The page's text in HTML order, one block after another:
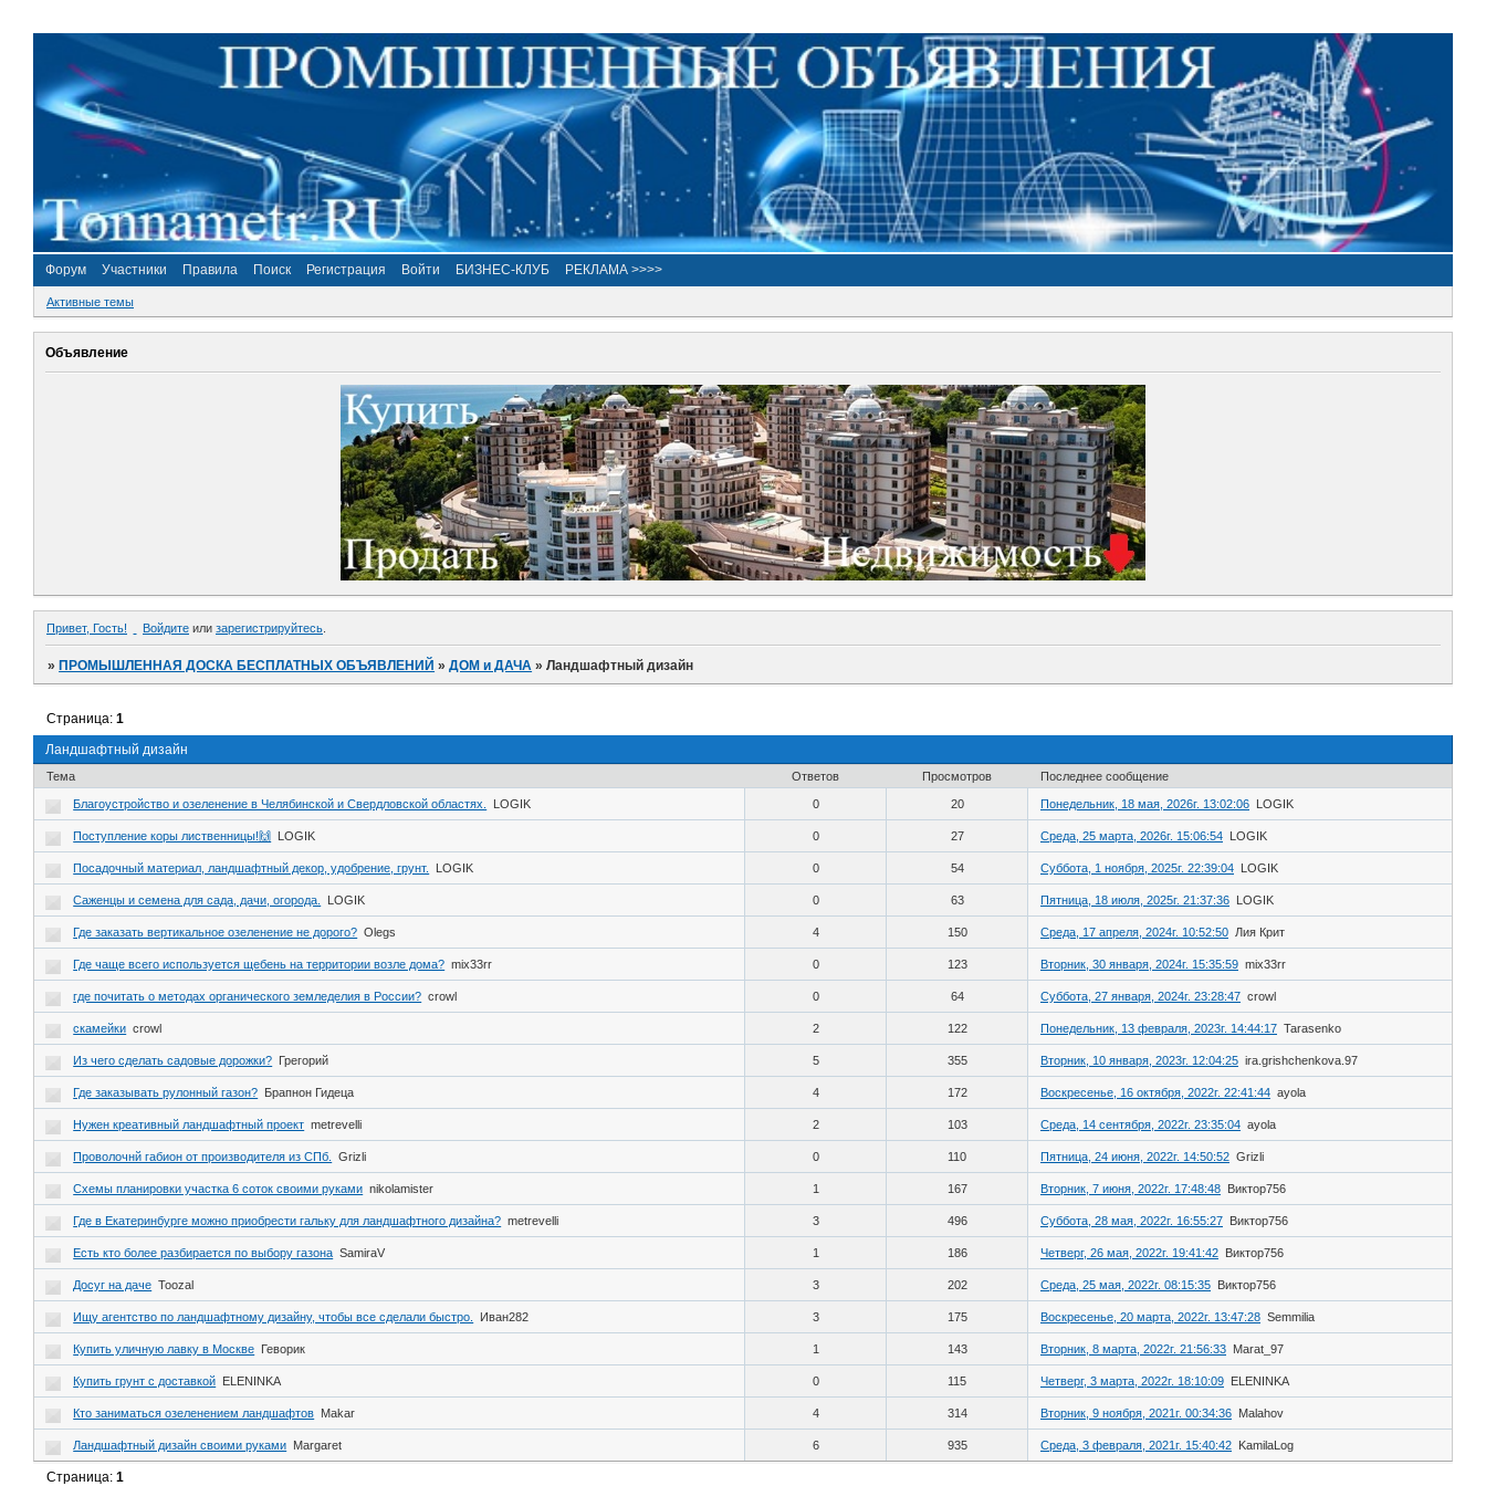
Форум Участники Правила Поиск Регистрация Войти БИЗНЕС-КЛУБ РЕКЛАМА >>>>
Активные темы
Объявление
Привет, Гость! Войдите или зарегистрируйтесь
»ПРОМЫШЛЕННАЯ ДОСКА БЕСПЛАТНЫХ ОБЪЯВЛЕНИЙ »ДОМ и ДАЧА »Ландшафтный дизайн
Ландшафтный дизайн
Страница:1
Тема Ответов Просмотров Последнее сообщение
Благоустройство и озеленение в Челябинской и Свердловской областях. LOGIK 0 20 Понедельник, 18 мая, 2026г. 13:02:06 LOGIK
Поступление коры лиственницы!🙌 LOGIK 0 27 Среда, 25 марта, 2026г. 15:06:54 LOGIK
Посадочный материал, ландшафтный декор, удобрение, грунт. LOGIK 0 54 Суббота, 1 ноября, 2025г. 22:39:04 LOGIK
Саженцы и семена для сада, дачи, огорода. LOGIK 0 63 Пятница, 18 июля, 2025г. 21:37:36 LOGIK
Где заказать вертикальное озеленение не дорого? Olegs 4 150 Среда, 17 апреля, 2024г. 10:52:50 Лия Крит
Где чаще всего используется щебень на территории возле дома? mix33rr 0 123 Вторник, 30 января, 2024г. 15:35:59 mix33rr
где почитать о методах органического земледелия в России? crowl 0 64 Суббота, 27 января, 2024г. 23:28:47 crowl
скамейки crowl 2 122 Понедельник, 13 февраля, 2023г. 14:44:17 Tarasenko
Из чего сделать садовые дорожки? Грегорий 5 355 Вторник, 10 января, 2023г. 12:04:25 ira.grishchenkova.97
Где заказывать рулонный газон? Брапнон Гидеца 4 172 Воскресенье, 16 октября, 2022г. 22:41:44 ayola
Нужен креативный ландшафтный проект metrevelli 2 103 Среда, 14 сентября, 2022г. 23:35:04 ayola
Проволочнй габион от производителя из СПб. Grizli 0 110 Пятница, 24 июня, 2022г. 14:50:52 Grizli
Схемы планировки участка 6 соток своими руками nikolamister 1 167 Вторник, 7 июня, 2022г. 17:48:48 Виктор756
Где в Екатеринбурге можно приобрести гальку для ландшафтного дизайна? metrevelli 3 496 Суббота, 28 мая, 2022г. 16:55:27 Виктор756
Есть кто более разбирается по выбору газона SamiraV 1 186 Четверг, 26 мая, 2022г. 19:41:42 Виктор756
Досуг на даче Toozal 3 202 Среда, 25 мая, 2022г. 08:15:35 Виктор756
Ищу агентство по ландшафтному дизайну, чтобы все сделали быстро. Иван282 3 175 Воскресенье, 20 марта, 2022г. 13:47:28 Semmilia
Купить уличную лавку в Москве Геворик 1 143 Вторник, 8 марта, 2022г. 21:56:33 Marat_97
Купить грунт с доставкой ELENINKA 0 115 Четверг, 3 марта, 2022г. 18:10:09 ELENINKA
Кто заниматься озеленением ландшафтов Makar 4 314 Вторник, 9 ноября, 2021г. 00:34:36 Malahov
Ландшафтный дизайн своими руками Margaret 6 935 Среда, 3 февраля, 2021г. 15:40:42 KamilaLog
Страница:1